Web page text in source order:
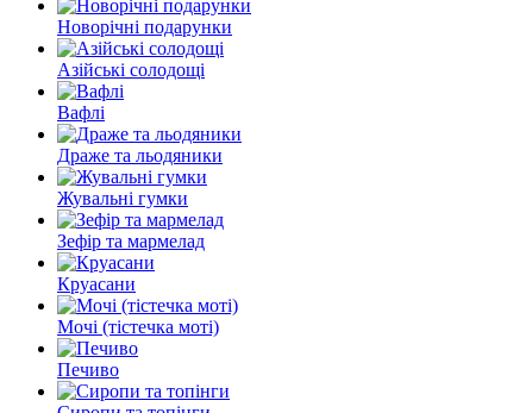
Новорічні подарунки
Азійські солодощі
Вафлі
Драже та льодяники
Жувальні гумки
Зефір та мармелад
Круасани
Мочі (тістечка моті)
Печиво